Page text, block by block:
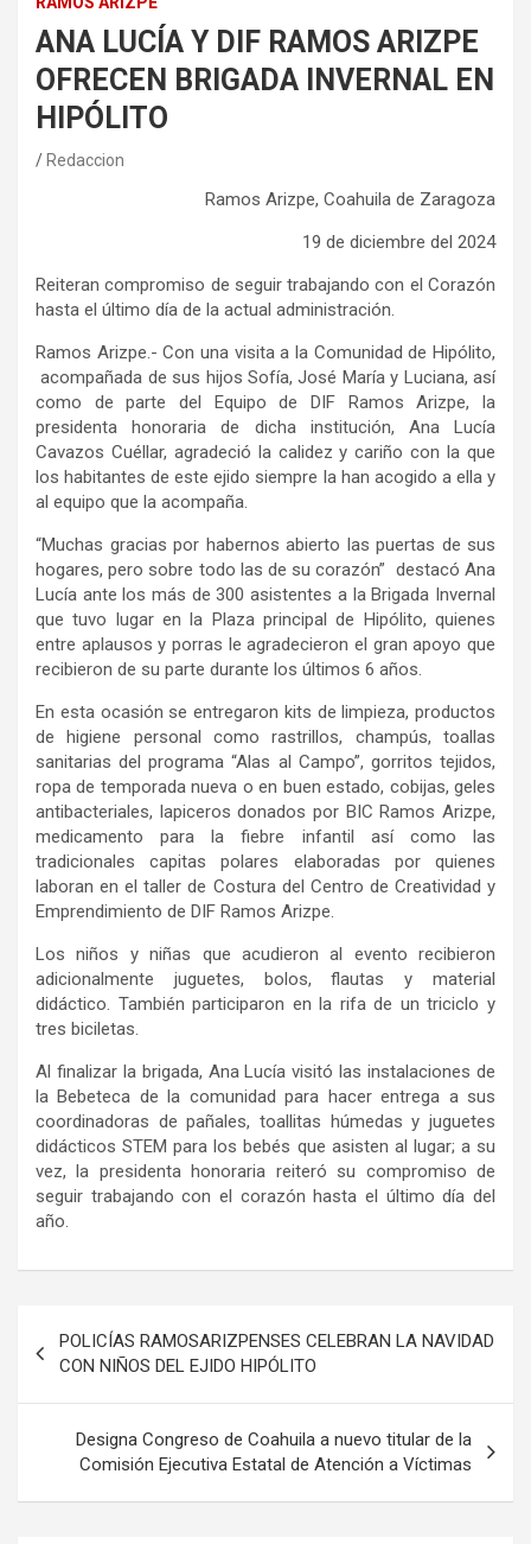
ANA LUCÍA Y DIF RAMOS ARIZPE
OFRECEN BRIGADA INVERNAL EN
HIPÓLITO
Redaccion
Ramos Arizpe, Coahuila de Zaragoza
19 de diciembre del 2024
Reiteran compromiso de seguir trabajando con el Corazón
hasta el último día de la actual administración.
Ramos Arizpe.- Con una visita a la Comunidad de Hipólito,
acompañada de sus hijos Sofía,José María y Luciana, así
como de parte del Equipo de DIF Ramos Arizpe, la
presidenta honoraria de dicha institución, Ana Lucía
Cavazos Cuéllar, agradeció la calidez y cariño con la que
los habitantes de este ejido siempre la han acogido a ella y
al equipo que la acompaña.
“Muchas gracias por habernos abierto las puertas de sus
hogares, pero sobre todo las de su corazón” destacó Ana
Lucía ante los más de 300 asistentes a la Brigada Invernal
que tuvo lugar en la Plaza principal de Hipólito, quienes
entre aplausos y porras le agradecieron el gran apoyo que
recibieron de su parte durante los últimos 6 años.
En esta ocasión se entregaron kits de limpieza, productos
de higiene personal como rastrillos, champús, toallas
sanitarias del programa “Alas al Campo”, gorritos tejidos,
ropa de temporada nueva o en buen estado, cobijas, geles
antibacteriales, lapiceros donados por BIC Ramos Arizpe,
medicamento para la fiebre infantil así como las
tradicionales capitas polares elaboradas por quienes
laboran en el taller de Costura del Centro de Creatividad y
Emprendimiento de DIF Ramos Arizpe.
Los niños y niñas que acudieron al evento recibieron
adicionalmente juguetes, bolos, flautas y material
didáctico. También participaron en la rifa de un triciclo y
tres biciletas.
Al finalizar la brigada, Ana Lucía visitó las instalaciones de
la Bebeteca de la comunidad para hacer entrega a sus
coordinadoras de pañales, toallitas húmedas y juguetes
didácticos STEM para los bebés que asisten al lugar; a su
vez, la presidenta honoraria reiteró su compromiso de
seguir trabajando con el corazón hasta el último día del
año.
Navegación
de
entradas
POLICÍAS RAMOSARIZPENSES CELEBRAN LA NAVIDAD
CON NIÑOS DEL EJIDO HIPÓLITO
Designa Congreso de Coahuila a nuevo titular de la
Comisión Ejecutiva Estatal de Atención a Víctimas